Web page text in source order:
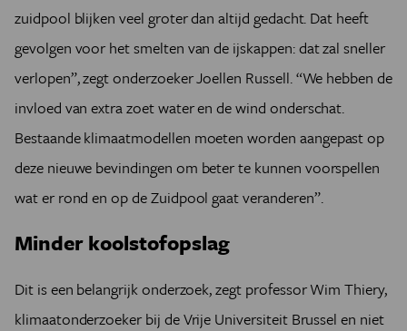
zuidpool blijken veel groter dan altijd gedacht. Dat heeft
gevolgen voor het smelten van de ijskappen: dat zal sneller
verlopen”, zegt onderzoeker Joellen Russell. “We hebben de
invloed van extra zoet water en de wind onderschat.
Bestaande klimaatmodellen moeten worden aangepast op
deze nieuwe bevindingen om beter te kunnen voorspellen
wat er rond en op de Zuidpool gaat veranderen”.
Minder koolstofopslag
Dit is een belangrijk onderzoek, zegt professor Wim Thiery,
klimaatonderzoeker bij de Vrije Universiteit Brussel en niet